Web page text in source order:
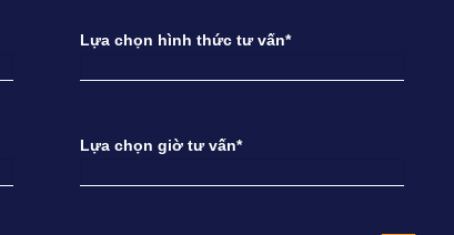
Lựa chọn hình thức tư vấn*
Lựa chọn giờ tư vấn*